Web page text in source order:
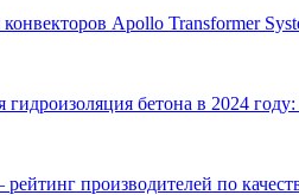
Apollo Transformer
бетона в 2024 году:
производителей по